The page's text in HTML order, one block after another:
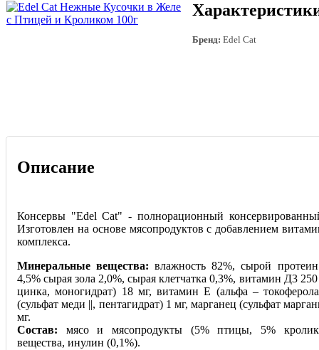
Бренд: Edel Cat
Описание
Консервы "Edel Cat" - полнорационный
Изготовлен на основе мясопродуктов с добавлением
комплекса.
Минеральные вещества: влажность 82%, сырой
4,5% сырая зола 2,0%, сырая клетчатка 0,3%, витамин Д3
цинка, моногидрат) 18 мг, витамин Е (альфа –
(сульфат меди ||, пентагидрат) 1 мг, марганец (сульфат
мг.
Состав: мясо и мясопродукты (5% птицы, 5%
вещества, инулин (0,1%).